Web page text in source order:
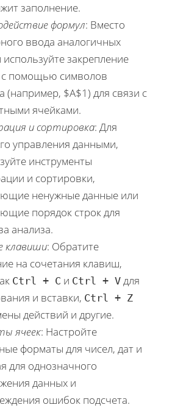
заполнение.
формул: Вместо
ввода аналогичных
закрепление
с помощью символов
(например, $A$1) для связи с
ячейками.
и сортировка: Для
управления данными,
инструменты
и сортировки,
ненужные данные или
порядок строк для
анализа.
клавиши: Обратите
на сочетания клавиш,
Ctrl + C и Ctrl + V для
и вставки, Ctrl + Z
действий и другие.
ячеек: Настройте
форматы для чисел, дат и
для однозначного
данных и
ошибок подсчета.